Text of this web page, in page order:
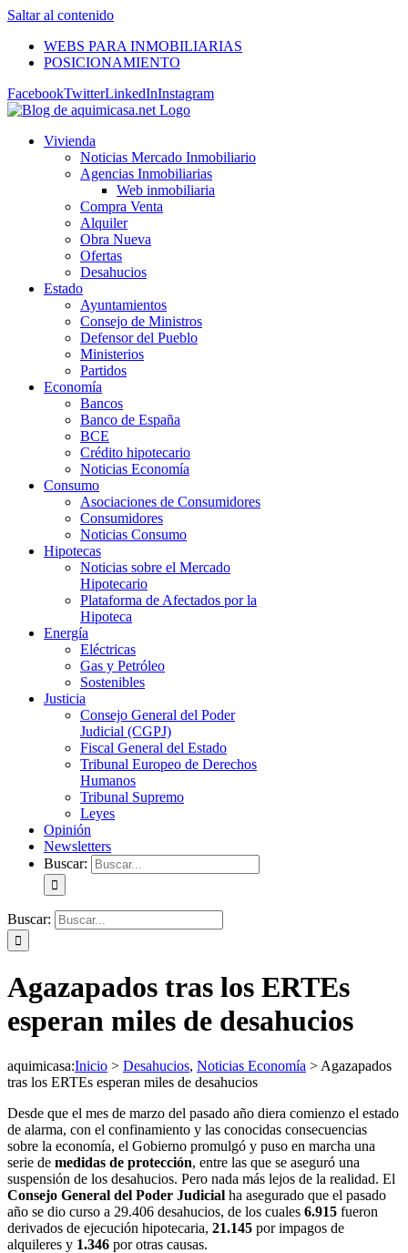
Saltar al contenido
WEBS PARA INMOBILIARIAS
POSICIONAMIENTO
FacebookTwitterLinkedInInstagram
Vivienda
Noticias Mercado Inmobiliario
Agencias Inmobiliarias
Web inmobiliaria
Compra Venta
Alquiler
Obra Nueva
Ofertas
Desahucios
Estado
Ayuntamientos
Consejo de Ministros
Defensor del Pueblo
Ministerios
Partidos
Economía
Bancos
Banco de España
BCE
Crédito hipotecario
Noticias Economía
Consumo
Asociaciones de Consumidores
Consumidores
Noticias Consumo
Hipotecas
Noticias sobre el Mercado
Hipotecario
Plataforma de Afectados por la
Hipoteca
Energía
Eléctricas
Gas y Petróleo
Sostenibles
Justicia
Consejo General del Poder
Judicial (CGPJ)
Fiscal General del Estado
Tribunal Europeo de Derechos
Humanos
Tribunal Supremo
Leyes
Opinión
Newsletters
Buscar:
Buscar:
Agazapados tras los ERTEs
esperan miles de desahucios
aquimicasa:Inicio > Desahucios, Noticias Economía > Agazapados
tras los ERTEs esperan miles de desahucios
Desde que el mes de marzo del pasado año diera comienzo el estado
de alarma, con el confinamiento y las conocidas consecuencias
sobre la economía, el Gobierno promulgó y puso en marcha una
serie de medidas de protección, entre las que se aseguró una
suspensión de los desahucios. Pero nada más lejos de la realidad. El
Consejo General del Poder Judicial ha asegurado que el pasado
año se dio curso a 29.406 desahucios, de los cuales 6.915 fueron
derivados de ejecución hipotecaria, 21.145 por impagos de
alquileres y 1.346 por otras causas.